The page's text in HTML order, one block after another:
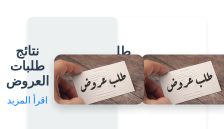
طلب
عروض
اقرأ
المزيد
نتائج
طلبات
العروض
اقرأ المزيد